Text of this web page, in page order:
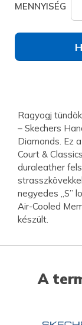
MENNYISÉG
Ragyogj
– Skechers
Diamonds. Ez
Court &
duraleather
negyedes „S”
Air-Cooled
készült.
A